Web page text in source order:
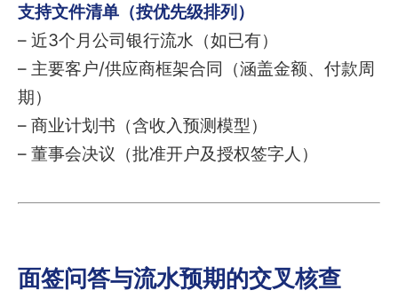
支持文件清单（按优先级排列）
– 近3个月公司银行流水（如已有）
– 主要客户/供应商框架合同（涵盖金额、付款周
期）
– 商业计划书（含收入预测模型）
– 董事会决议（批准开户及授权签字人）
面签问答与流水预期的交叉核查